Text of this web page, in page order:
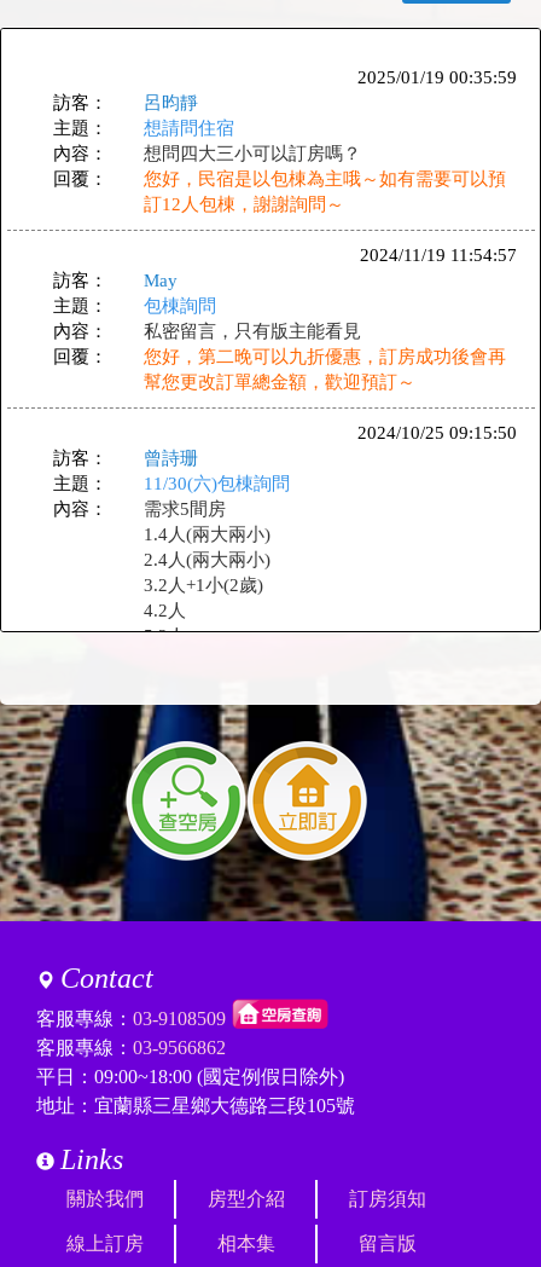
2025/01/19 00:35:59
訪客：
呂昀靜
主題：
想請問住宿
內容：
想問四大三小可以訂房嗎？
回覆：
您好，民宿是以包棟為主哦～如有需要可以預
訂12人包棟，謝謝詢問～
2024/11/19 11:54:57
訪客：
May
主題：
包棟詢問
內容：
私密留言，只有版主能看見
回覆：
您好，第二晚可以九折優惠，訂房成功後會再
幫您更改訂單總金額，歡迎預訂～
2024/10/25 09:15:50
訪客：
曾詩珊
主題：
11/30(六)包棟詢問
內容：
需求5間房
1.4人(兩大兩小)
2.4人(兩大兩小)
3.2人+1小(2歲)
4.2人
5.2人
$24000
2024/10/16 14:14:53
曾先生
22/12-23/12
你好房東，我們的行12大7小想租12月22及23
日，共2晚，請問有優惠嗎？六房都是兩張床
回覆：
您好，經查詢您的訂單沒有完成，請協助再操
要返回
若操作上還有問題，歡迎加入line：@twstay詢
問
謝謝您
主題：
內容：
私密留言，只有版主能看見
您好，包棟兩晚九折，訂房成功後會再修改訂
單總金額哦～歡迎預訂～
Contact
客服專線： 03-9108509
客服專線： 03-9566862
平日：09:00~18:00 (國定例假日除外)
地址：宜蘭縣三星鄉大德路三段105號
Links
關於我們 房型介紹 訂房須知
線上訂房 相本集 留言版